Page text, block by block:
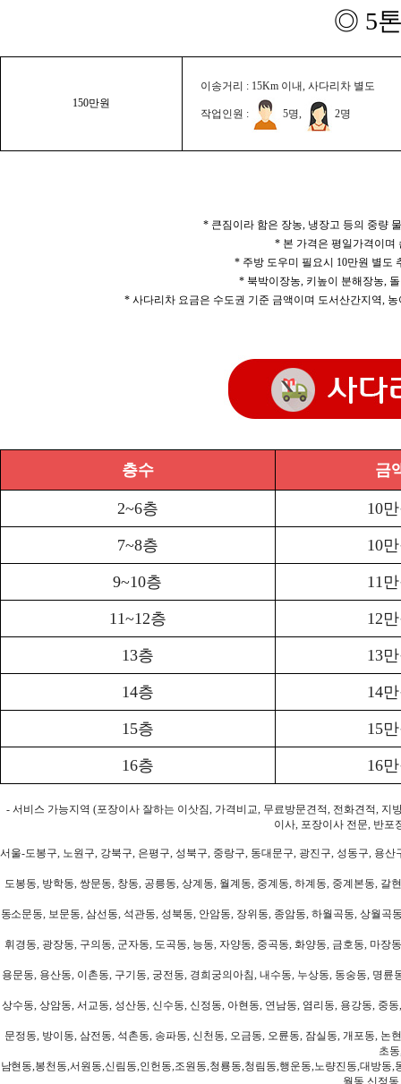
◎ 5
150만원
이송거리 : 15Km 이내, 사다리차 별도
작업인원 : 5명, 2명
* 큰짐이라 함은 장농, 냉장고 등의 중량
* 본 가격은 평일가격이며
* 주방 도우미 필요시 10만원 별도
* 북박이장농, 키높이 분해장농,
* 사다리차 요금은 수도권 기준 금액이며 도서산간지역,
층수 금
2~6층 10
7~8층 10
9~10층 11
11~12층 12
13층 13
14층 14
15층 15
16층 16
- 서비스 가능지역 (포장이사 잘하는 이삿짐, 가격비교, 무료방문견적, 전화견적,
이사, 포장이사 전문, 반포
서울-도봉구, 노원구, 강북구, 은평구, 성북구, 중랑구, 동대문구, 광진구, 성동구, 용
도봉동, 방학동, 쌍문동, 창동, 공릉동, 상계동, 월계동, 중계동, 하계동, 중계본동,
동소문동, 보문동, 삼선동, 석관동, 성북동, 안암동, 장위동, 종암동, 하월곡동, 상월
휘경동, 광장동, 구의동, 군자동, 도곡동, 능동, 자양동, 중곡동, 화양동, 금호동, 마
용문동, 용산동, 이촌동, 구기동, 궁전동, 경희궁의아침, 내수동, 누상동, 동숭동, 명
상수동, 상암동, 서교동, 성산동, 신수동, 신정동, 아현동, 연남동, 염리동, 용강동, 중
문정동, 방이동, 삼전동, 석촌동, 송파동, 신천동, 오금동, 오륜동, 잠실동, 개포동,
초
남현동,봉천동,서원동,신림동,인헌동,조원동,청룡동,청림동,행운동,노량진동,대방
월동,신정